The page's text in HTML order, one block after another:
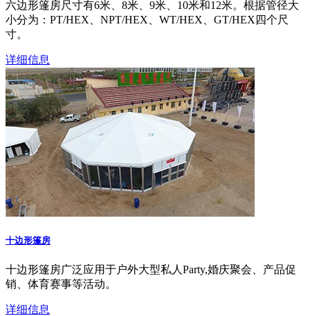
六边形篷房尺寸有6米、8米、9米、10米和12米。根据管径大
小分为：PT/HEX、NPT/HEX、WT/HEX、GT/HEX四个尺
寸。
详细信息
十边形篷房
十边形篷房广泛应用于户外大型私人Party,婚庆聚会、产品促
销、体育赛事等活动。
详细信息